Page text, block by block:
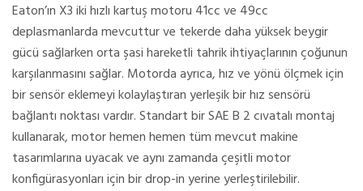
Eaton’ın X3 iki hızlı kartuş motoru 41cc ve 49cc
deplasmanlarda mevcuttur ve tekerde daha yüksek beygir
gücü sağlarken orta şasi hareketli tahrik ihtiyaçlarının çoğunun
karşılanmasını sağlar. Motorda ayrıca, hız ve yönü ölçmek için
bir sensör eklemeyi kolaylaştıran yerleşik bir hız sensörü
bağlantı noktası vardır. Standart bir SAE B 2 cıvatalı montaj
kullanarak, motor hemen hemen tüm mevcut makine
tasarımlarına uyacak ve aynı zamanda çeşitli motor
konfigürasyonları için bir drop-in yerine yerleştirilebilir.